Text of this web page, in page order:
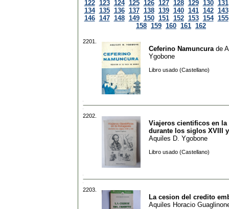
122 123 124 125 126 127 128 129 130 131
134 135 136 137 138 139 140 141 142 143
146 147 148 149 150 151 152 153 154 155
158 159 160 161 162
2201.
Ceferino Namuncura de
Ygobone
Libro usado (Castellano)
2202.
Viajeros cientificos en la
durante los siglos XVIII
Aquiles D. Ygobone
Libro usado (Castellano)
2203.
La cesion del credito
Aquiles Horacio